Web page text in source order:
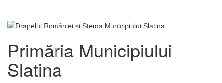
Primăria Municipiului
Slatina